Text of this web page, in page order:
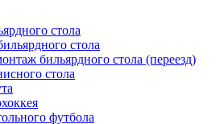
стола
стола
бильярдного стола (переезд)
стола
футбола